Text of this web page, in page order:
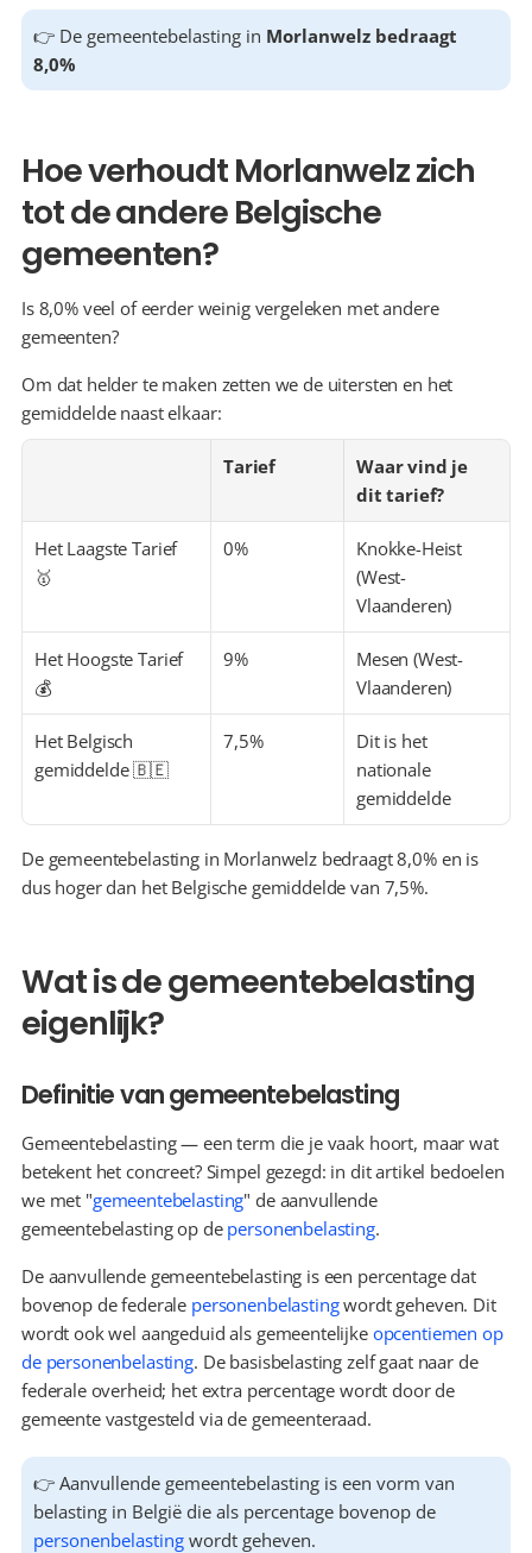
👉 De gemeentebelasting in Morlanwelz bedraagt
8,0%
Hoe verhoudt Morlanwelz zich
tot de andere Belgische
gemeenten?
Is 8,0% veel of eerder weinig vergeleken met andere
gemeenten?
Om dat helder te maken zetten we de uitersten en het
gemiddelde naast elkaar:
Tarief
Waar vind je
dit tarief?
Het Laagste Tarief
🥇
0%
Knokke-Heist
(West-
Vlaanderen)
Het Hoogste Tarief
💰
9%
Mesen (West-
Vlaanderen)
Het Belgisch
gemiddelde 🇧🇪
7,5%
Dit is het
nationale
gemiddelde
De gemeentebelasting in Morlanwelz bedraagt 8,0% en is
dus hoger dan het Belgische gemiddelde van 7,5%.
Wat is de gemeentebelasting
eigenlijk?
Definitie van gemeentebelasting
Gemeentebelasting — een term die je vaak hoort, maar wat
betekent het concreet? Simpel gezegd: in dit artikel bedoelen
we met "gemeentebelasting" de aanvullende
gemeentebelasting op de personenbelasting.
De aanvullende gemeentebelasting is een percentage dat
bovenop de federale personenbelasting wordt geheven. Dit
wordt ook wel aangeduid als gemeentelijke opcentiemen op
de personenbelasting. De basisbelasting zelf gaat naar de
federale overheid; het extra percentage wordt door de
gemeente vastgesteld via de gemeenteraad.
👉 Aanvullende gemeentebelasting is een vorm van
personenbelasting wordt geheven.